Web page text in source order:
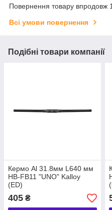
Повернення товару впродовж
Всі умови повернення
Подібні товари компанії
Кермо Al 31.8мм L640 мм
HB-FB11 "UNO" Kalloy
(ED)
405 ₴